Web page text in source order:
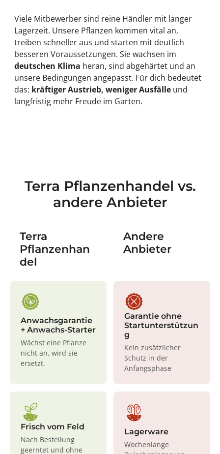
Viele Mitbewerber sind reine Händler mit langer
Lagerzeit. Unsere Pflanzen kommen vital an,
treiben schneller aus und starten mit deutlich
besseren Voraussetzungen. Sie wachsen im
deutschen Klima heran, sind abgehärtet und an
unsere Bedingungen angepasst. Für dich bedeutet
das: kräftiger Austrieb, weniger Ausfälle und
langfristig mehr Freude im Garten.
Terra Pflanzenhandel vs.
andere Anbieter
Terra
Pflanzenhan
del
Andere
Anbieter
Anwachsgarantie
+ Anwachs-Starter
Wächst eine Pflanze
nicht an, wird sie
ersetzt.
Garantie ohne
Startunterstützun
g
Kein zusätzlicher
Schutz in der
Anfangsphase
Frisch vom Feld
Nach Bestellung
geerntet und ohne
Lagerware
Wochenlange